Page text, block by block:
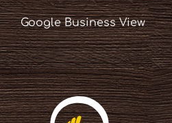
Google Business View